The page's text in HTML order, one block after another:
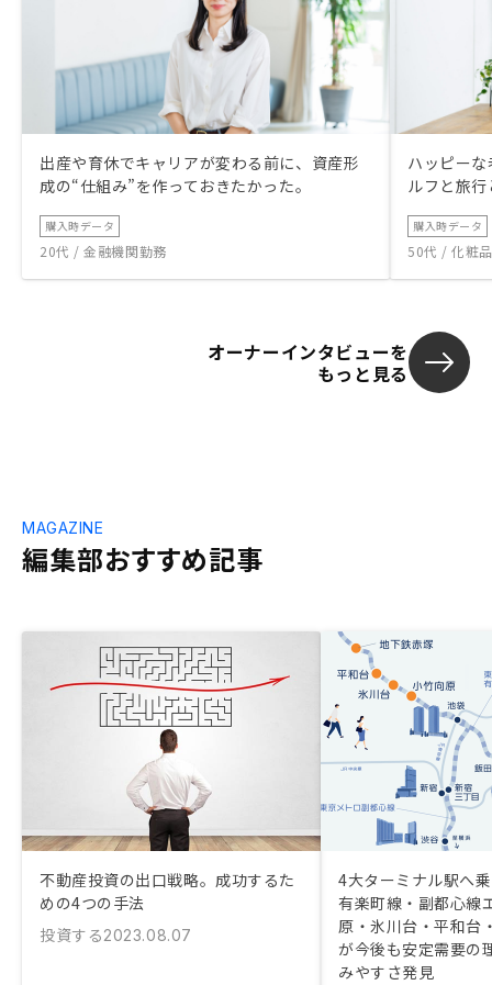
出産や育休でキャリアが変わる前に、資産形
成の“仕組み”を作っておきたかった。
購入時データ
20代 / 金融機関勤務
ハッピー
ルフと旅
購入時データ
50代 / 化粧
オーナーインタビューを
もっと見る
編集部おすすめ記事
MAGAZINE
不動産投資の出口戦略。成功するた
めの4つの手法
投資する2023.08.07
4大ターミナル駅へ
有楽町線・副都心線
原・氷川台・平和台
が今後も安定需要の
みやすさ発見